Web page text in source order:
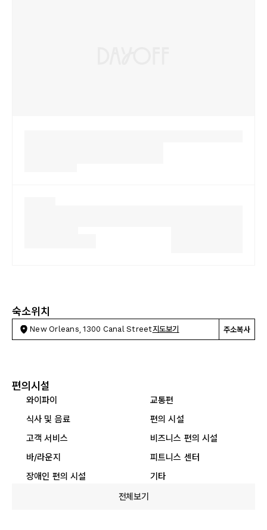
숙소위치
New Orleans, 1300 Canal Street지도보기 주소복사
편의시설
와이파이
교통편
식사 및 음료
편의 시설
고객 서비스
비즈니스 편의 시설
바/라운지
피트니스 센터
장애인 편의 시설
기타
전체보기